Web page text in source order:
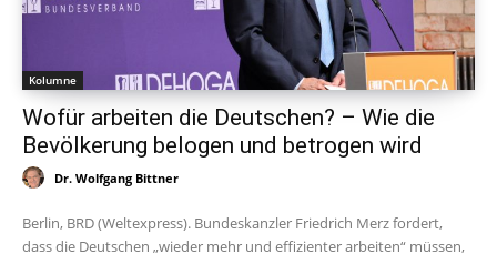
Kolumne
Wofür arbeiten die Deutschen? – Wie die
Bevölkerung belogen und betrogen wird
Dr. Wolfgang Bittner
Berlin, BRD (Weltexpress). Bundeskanzler Friedrich Merz fordert,
dass die Deutschen „wieder mehr und effizienter arbeiten“ müssen,